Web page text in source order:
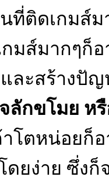
ที่ติดเกมส์ม
กมส์มากๆก็
ละสร้างปั
ลักขโมย หรื
โตหน่อยก็
ดยง่าย ซึ่ง